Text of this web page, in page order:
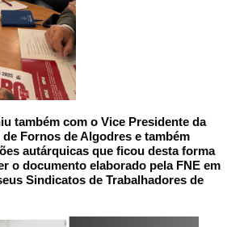
também com o Vice Presidente da
Fornos de Algodres e também
autárquicas que ficou desta forma
o documento elaborado pela FNE em
Sindicatos de Trabalhadores de